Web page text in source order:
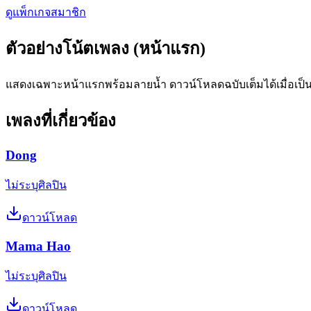
ดูแพ็กเกจสมาชิก
ตัวอย่างโน้ตเพลง (หน้าแรก)
แสดงเฉพาะหน้าแรกพร้อมลายน้ำ ดาวน์โหลดฉบับเต็มได้เมื่อเป็
เพลงที่เกี่ยวข้อง
Dong
ไม่ระบุศิลปิน
ดาวน์โหลด
Mama Hao
ไม่ระบุศิลปิน
ดาวน์โหลด